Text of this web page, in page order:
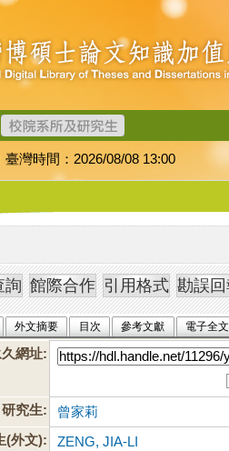
臺灣時間：2026/08/08 13:00
外文摘要 目次 參考文獻 電子全文
網址:
研究生:
曾家莉
(外文):
ZENG, JIA-LI